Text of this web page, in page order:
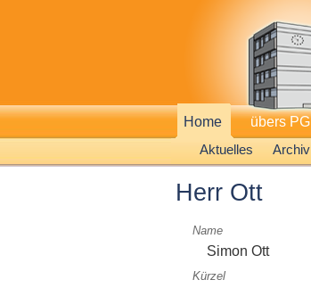
Home
Aktuelles
Archiv
übers PG
Herr Ott
Name
Simon Ott
Kürzel